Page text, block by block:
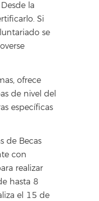
la
Si
se
ofrece
de nivel del
específicas
de Becas
con
realizar
hasta 8
el 15 de